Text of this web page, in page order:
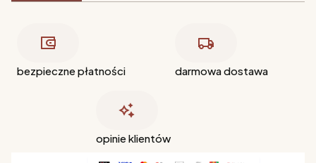
bezpieczne płatności darmowa dostawa
opinie klientów